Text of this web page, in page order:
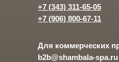
+7 (343) 311-65-05
+7 (906) 800-67-11
Для коммерческих
b2b@shambala-spa.ru